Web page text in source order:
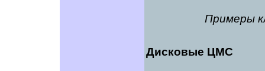
Примеры
Дисковые ЦМС